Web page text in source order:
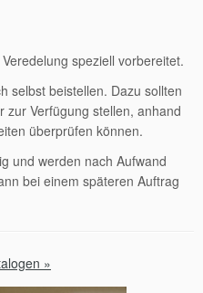
speziell vorbereitet.
selbst beistellen. Dazu sollten
zur Verfügung stellen, anhand
überprüfen können.
und werden nach Aufwand
bei einem späteren Auftrag
»